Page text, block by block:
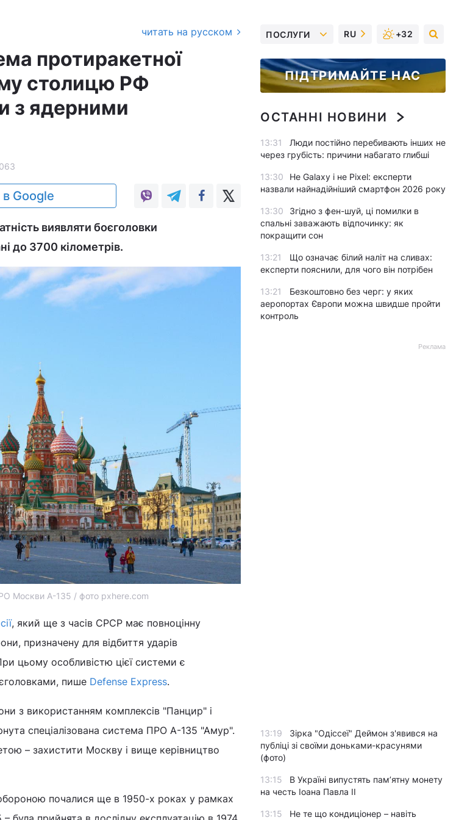
читать на русском
протиракетної
столицю РФ
з ядерними
в Google
виявляти боєголовки
до 3700 кілометрів.
Москви А-135 / фото pxhere.com
, який ще з часів СРСР має повноцінну
призначену для відбиття ударів
цьому особливістю цієї системи є
пише Defense Express.
з використанням комплексів "Панцир" і
спеціалізована система ПРО А-135 "Амур".
– захистити Москву і вище керівництво
почалися ще в 1950-х роках у рамках
ПОСЛУГИ RU +32
ПІДТРИМАЙТЕ НАС
ОСТАННІ НОВИНИ
13:31
Люди постійно перебивають інших не
через грубість: причини набагато глибші
13:30
Не Galaxy і не Pixel: експерти
назвали найнадійніший смартфон 2026 року
13:30
Згідно з фен-шуй, ці помилки в
спальні заважають відпочинку: як
покращити сон
13:21
Що означає білий наліт на сливах:
експерти пояснили, для чого він потрібен
13:21
Безкоштовно без черг: у яких
аеропортах Європи можна швидше пройти
контроль
Реклама
13:19
Зірка "Одіссеї" Деймон з'явився на
публіці зі своїми доньками-красунями
(фото)
13:15
В Україні випустять пам’ятну монету
на честь Іоана Павла II
13:15
Не те що кондиціонер – навіть